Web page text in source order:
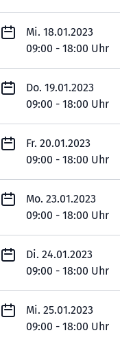
Mi. 18.01.2023
09:00 - 18:00 Uhr
Do. 19.01.2023
09:00 - 18:00 Uhr
Fr. 20.01.2023
09:00 - 18:00 Uhr
Mo. 23.01.2023
09:00 - 18:00 Uhr
Di. 24.01.2023
09:00 - 18:00 Uhr
Mi. 25.01.2023
09:00 - 18:00 Uhr